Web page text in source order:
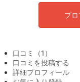
プ
口コミ（1）
口コミを投稿する
詳細プロフィール